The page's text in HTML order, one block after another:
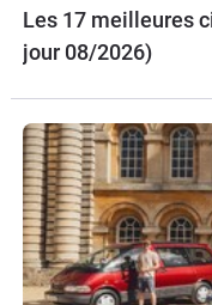
Les 17 meilleures
jour 08/2026)